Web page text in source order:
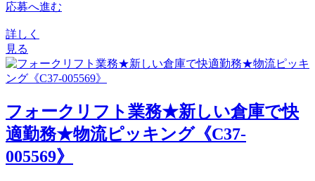
応募へ進む
詳しく
見る
フォークリフト業務★新しい倉庫で快
適勤務★物流ピッキング《C37-
005569》